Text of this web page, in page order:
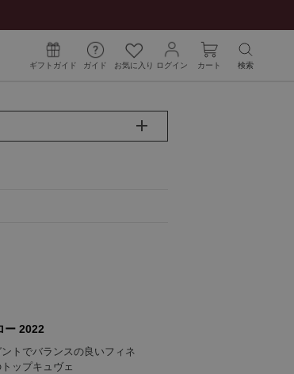
ギフトガイド ガイド お気に入り ログイン カート 検索
ー 2022
トでバランスの良いフィネ
ップキュヴェ